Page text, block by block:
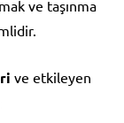
ve taşınma
ve etkileyen